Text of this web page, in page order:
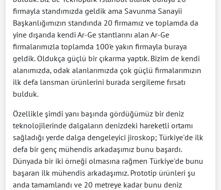
firmayla standımızda geldik ama Savunma Sanayii
Başkanlığımızın standında 20 firmamız ve toplamda da
yine dışarıda kendi Ar-Ge stantlarını alan Ar-Ge
firmalarımızla toplamda 100'e yakın firmayla buraya
geldik. Oldukça güçlü bir çıkarma yaptık. Bizim de kendi
alanımızda, odak alanlarımızda çok güçlü firmalarımızın
ilk defa lansman ürünlerini burada sergileme fırsatı
bulduk.
Özellikle şimdi yanı başında gördüğümüz bir deniz
teknolojilerinde dalgaların denizdeki hareketli ortamı
sağladığı yerde dalga dengeleyici jiroskop; Türkiye'de ilk
defa bir genç mühendis arkadaşımız bunu başardı.
Dünyada bir iki örneği olmasına rağmen Türkiye'de bunu
başaran ilk mühendis arkadaşımız. Prototip ürünleri şu
anda tamamlandı ve 20 metreye kadar bunu deniz